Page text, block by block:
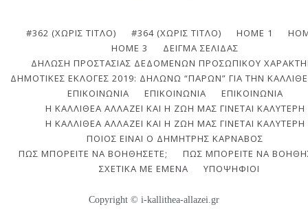
#362 (ΧΩΡΊΣ ΤΊΤΛΟ) #364 (ΧΩΡΊΣ ΤΊΤΛΟ) HOME 1
HOME 3
ΔΕΊΓΜΑ ΣΕΛΊΔΑΣ
ΔΉΛΩΣΗ ΠΡΟΣΤΑΣΊΑΣ ΔΕΔΟΜΈΝΩΝ ΠΡΟΣΩΠΙΚΟΎ
ΔΗΜΟΤΙΚΈΣ ΕΚΛΟΓΈΣ 2019: ΔΗΛΏΝΩ “ΠΑΡΏΝ” ΓΙΑ ΤΗΝ
ΕΠΙΚΟΙΝΩΝΙΑ
ΕΠΙΚΟΙΝΩΝΊΑ
ΕΠΙΚΟΙΝΩΝΊΑ
Η ΚΑΛΛΙΘΈΑ ΑΛΛΆΖΕΙ ΚΑΙ Η ΖΩΉ ΜΑΣ ΓΊΝΕΤΑΙ ΚΑΛΎΤΕΡΗ
Η ΚΑΛΛΙΘΈΑ ΑΛΛΆΖΕΙ ΚΑΙ Η ΖΩΉ ΜΑΣ ΓΊΝΕΤΑΙ ΚΑΛΎΤΕΡΗ
ΠΟΙΟΣ ΕΊΝΑΙ Ο ΔΗΜΉΤΡΗΣ ΚΆΡΝΑΒΟΣ
ΠΩΣ ΜΠΟΡΕΊΤΕ ΝΑ ΒΟΗΘΉΣΕΤΕ;
ΠΩΣ ΜΠΟΡΕΊΤΕ ΝΑ
ΣΧΕΤΙΚΆ ΜΕ ΕΜΈΝΑ
ΥΠΟΨΉΦΙΟΙ
Copyright © i-kallithea-allazei.gr